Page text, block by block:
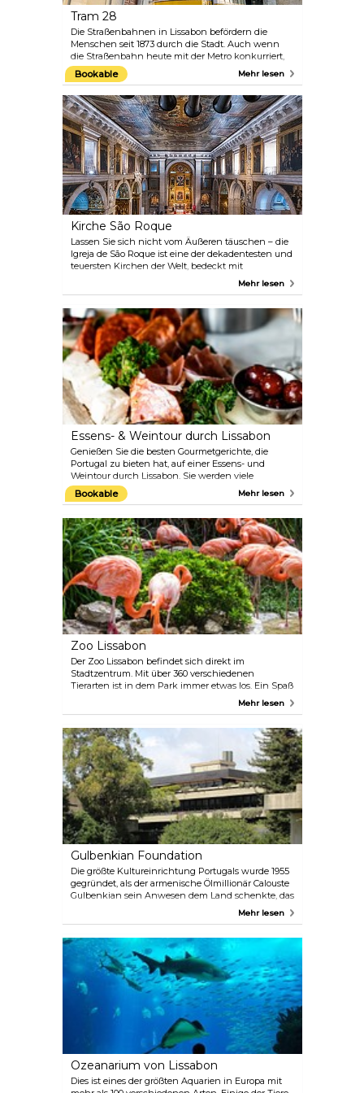
Tram 28
Die Straßenbahnen in Lissabon befördern die
Menschen seit 1873 durch die Stadt. Auch wenn
die Straßenbahn heute mit der Metro konkurriert,
ist sie immer noch die perfekte Möglichkeit, die
Stadt zu sehen und sich einen Überblick zu
verschaffen. Die Straßenbahn Nummer 28 ist ein
altmodisches Fahrzeug, das durch die Stadt fährt
und in das Sie während Ihrer Fahrt ein- und
aussteigen können.
Bookable Mehr lesen
Kirche São Roque
Lassen Sie sich nicht vom Äußeren täuschen – die
Igreja de São Roque ist eine der dekadentesten und
teuersten Kirchen der Welt, bedeckt mit
Edelsteinen, Marmor, Mosaiken, Gold, Silber und
Jesuitenkirchen der Welt. Nachdem sie vom Papst
gesegnet worden war, wurde sie 1574 nach
Lissabon gebracht. Im selben Komplex befindet
sich das Museum São Roque, das eine
umfangreiche Sammlung portugiesischer
Sakralkunst beherbergt.
Mehr lesen
Essens- & Weintour durch Lissabon
Genießen Sie die besten Gourmetgerichte, die
Portugal zu bieten hat, auf einer Essens- und
Weintour durch Lissabon. Sie werden viele
Einwohner kennenlernen, wenn Sie bei kleinen
Betrieben anhalten, die köstliche Käsesorten,
Regen Sie Ihren Appetit mit Petiscos an – der
portugiesischen Version der Tapas –, lernen Sie die
Café-Kultur Lissabons kennen und probieren Sie
den berühmten portugiesischen Kabeljaukuchen
mit einem Glas erfrischenden Vinho Verde (grüner
Wein). Ein ortskundiger Guide wird dafür sorgen,
dass Sie keine wichtigen Köstlichkeiten verpassen
und gerade genug Spaß und interessante Fakten
erfahren, um die portugiesische Küche in vollen
Zügen zu genießen.
Bookable Mehr lesen
Zoo Lissabon
Der Zoo Lissabon befindet sich direkt im
Stadtzentrum. Mit über 360 verschiedenen
Tierarten ist in dem Park immer etwas los. Ein Spaß
Mehr lesen
Gulbenkian Foundation
Die größte Kultureinrichtung Portugals wurde 1955
gegründet, als der armenische Ölmillionär Calouste
Gulbenkian sein Anwesen dem Land schenkte, das
eines größeren Komplexes, zu dem auch
Konzertsäle, ein Park, Restaurants und ein Museum
für moderne Kunst gehören.
Mehr lesen
Ozeanarium von Lissabon
Dies ist eines der größten Aquarien in Europa mit